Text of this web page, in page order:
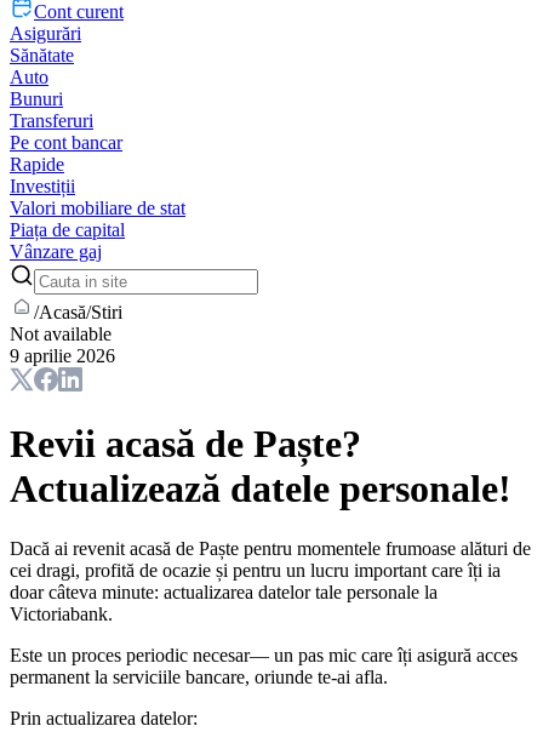
Cont curent
Asigurări
Sănătate
Auto
Bunuri
Transferuri
Pe cont bancar
Rapide
Investiții
Valori mobiliare de stat
Piața de capital
Vânzare gaj
/Acasă/Stiri
Not available
9 aprilie 2026
Revii acasă de Paște?
Actualizează datele personale!
Dacă ai revenit acasă de Paște pentru momentele frumoase alături de
cei dragi, profită de ocazie și pentru un lucru important care îți ia
doar câteva minute: actualizarea datelor tale personale la
Victoriabank.
Este un proces periodic necesar— un pas mic care îți asigură acces
permanent la serviciile bancare, oriunde te-ai afla.
Prin actualizarea datelor: